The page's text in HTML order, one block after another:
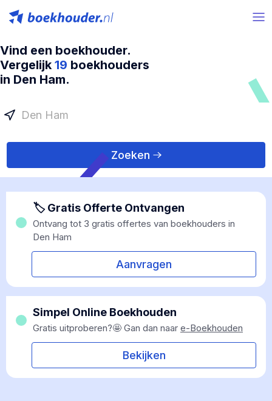
Vind een boekhouder.
Vergelijk 19 boekhouders
in Den Ham.
Zoeken
🏷 Gratis Offerte Ontvangen
Ontvang tot 3 gratis offertes van boekhouders in
Den Ham
Aanvragen
Simpel Online Boekhouden
Gratis uitproberen?🤩 Gan dan naar e-Boekhouden
Bekijken